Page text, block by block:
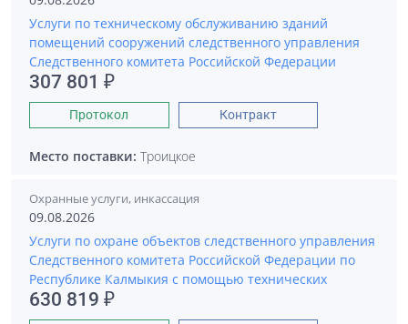
Услуги по техническому обслуживанию зданий
помещений сооружений следственного управления
Следственного комитета Российской Федерации
307 801 ₽
Протокол Контракт
Место поставки: Троицкое
Охранные услуги, инкассация
09.08.2026
Услуги по охране объектов следственного управления
Следственного комитета Российской Федерации по
Республике Калмыкия с помощью технических
630 819 ₽